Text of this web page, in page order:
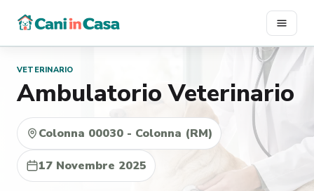
contenuto
VETERINARIO
Ambulatorio Veterinario
Colonna 00030 - Colonna (RM)
17 Novembre 2025